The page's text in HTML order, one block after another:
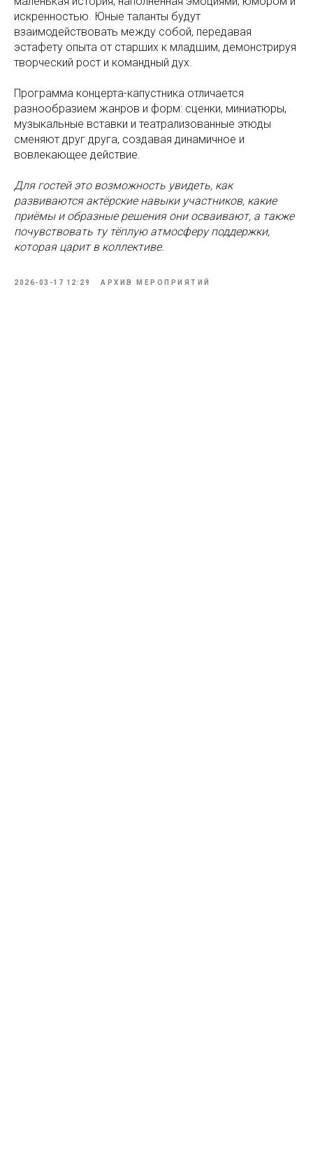
искренностью. Юные таланты будут
взаимодействовать между собой, передавая
эстафету опыта от старших к младшим, демонстрируя
творческий рост и командный дух.
Программа концерта-капустника отличается
разнообразием жанров и форм: сценки, миниатюры,
музыкальные вставки и театрализованные этюды
сменяют друг друга, создавая динамичное и
вовлекающее действие.
Для гостей это возможность увидеть, как
развиваются актёрские навыки участников, какие
приёмы и образные решения они осваивают, а также
почувствовать ту тёплую атмосферу поддержки,
которая царит в коллективе.
2026-03-17 12:29 АРХИВ МЕРОПРИЯТИЙ